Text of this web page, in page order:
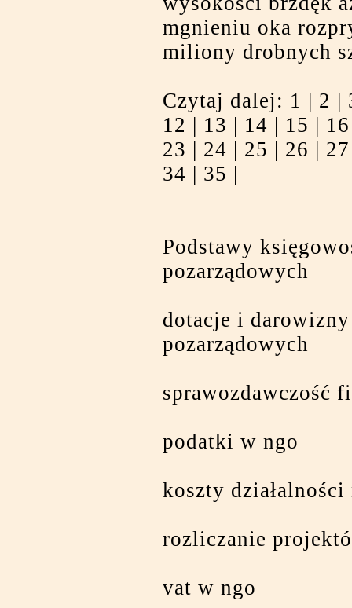
mgnieniu oka
miliony drobnych
Czytaj dalej: 1 | 2 |
12 | 13 | 14 | 15 | 16
23 | 24 | 25 | 26 | 27
34 | 35 |
Podstawy
pozarządowych
dotacje i
pozarządowych
sprawozdawczość
podatki w ngo
koszty działalności
rozliczanie
vat w ngo